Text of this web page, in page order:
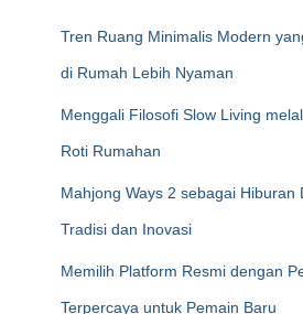
Tren Ruang Minimalis Modern
di Rumah Lebih Nyaman
Menggali Filosofi Slow Living
Roti Rumahan
Mahjong Ways 2 sebagai Hiburan
Tradisi dan Inovasi
Memilih Platform Resmi dengan
Terpercaya untuk Pemain Baru